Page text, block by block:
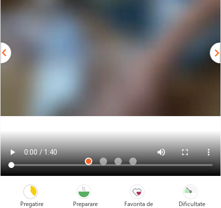
nu sunt foarte incantati de gusturile deosebite/exagerate.
Pregatire
Preparare
Favorita de
Dificultate